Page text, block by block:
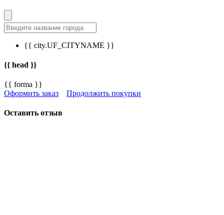
{{ city.UF_CITYNAME }}
{{ head }}
{{ forma }}
Оформить заказ
Продолжить покупки
Оставить отзыв